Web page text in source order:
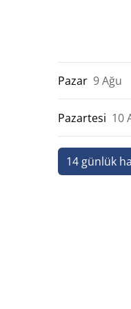
Pazar 9 Ağu
Pazartesi 10
14 günlük